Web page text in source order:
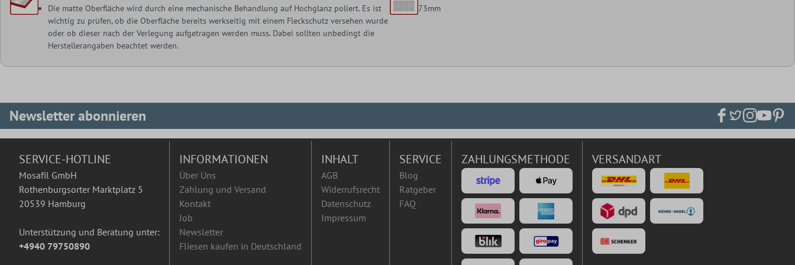
Die matte Oberfläche wird durch eine mechanische Behandlung auf Hochglanz poliert. Es ist
wichtig zu prüfen, ob die Oberfläche bereits werkseitig mit einem Fleckschutz versehen wurde
oder ob dieser nach der Verlegung aufgetragen werden muss. Dabei sollten unbedingt die
Herstellerangaben beachtet werden.
73mm
Newsletter abonnieren
SERVICE-HOTLINE
Mosafil GmbH
Rothenburgsorter Marktplatz 5
20539 Hamburg
Unterstützung und Beratung unter:
+4940 79750890
INFORMATIONEN
Über Uns
Zahlung und Versand
Kontakt
Job
Newsletter
Fliesen kaufen in Deutschland
INHALT
AGB
Widerrufsrecht
Datenschutz
Impressum
SERVICE
Blog
Ratgeber
FAQ
ZAHLUNGSMETHODE VERSANDART